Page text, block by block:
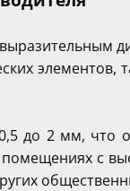
элементов,
до 2 мм, что
с